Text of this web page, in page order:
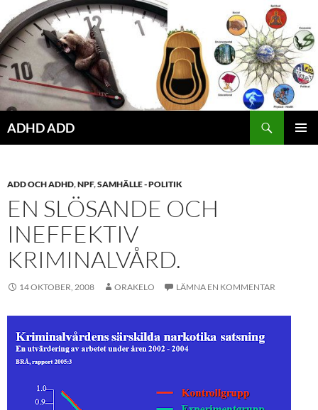
Hoppa
till
innehåll
ADHD ADD
ADD OCH ADHD,NPF,SAMHÄLLE - POLITIK
EN SLÖSANDE OCH
INEFFEKTIV
KRIMINALVÅRD.
14 OKTOBER, 2008 ORAKELO LÄMNA EN KOMMENTAR